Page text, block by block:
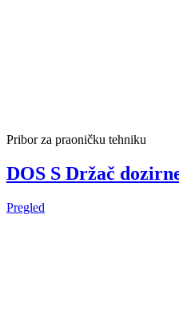
Pribor za praoničku tehniku
DOS S Držač
Pregled